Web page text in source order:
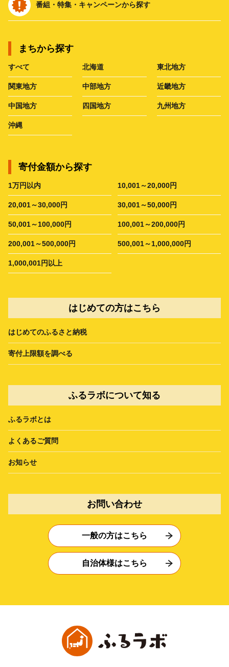
番組・特集・キャンペーンから探す
まちから探す
すべて 北海道 東北地方
関東地方 中部地方 近畿地方
中国地方 四国地方 九州地方
沖縄
寄付金額から探す
1万円以内 10,001～20,000円
20,001～30,000円 30,001～50,000円
50,001～100,000円 100,001～200,000円
200,001～500,000円 500,001～1,000,000円
1,000,001円以上
はじめての方はこちら
はじめてのふるさと納税
寄付上限額を調べる
ふるラボについて知る
ふるラボとは
よくあるご質問
お知らせ
お問い合わせ
一般の方はこちら
自治体様はこちら